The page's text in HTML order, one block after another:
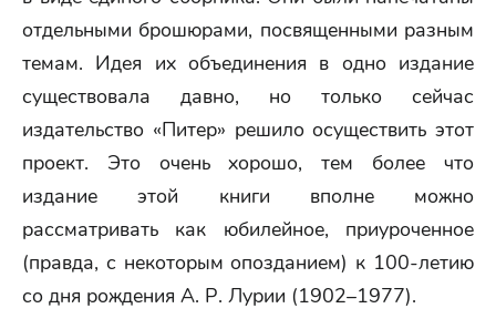
отдельными брошюрами, посвященными разным
темам. Идея их объединения в одно издание
существовала давно, но только сейчас
издательство «Питер» решило осуществить этот
проект. Это очень хорошо, тем более что
издание этой книги вполне можно
рассматривать как юбилейное, приуроченное
(правда, с некоторым опозданием) к 100-летию
со дня рождения А. Р. Лурии (1902–1977).